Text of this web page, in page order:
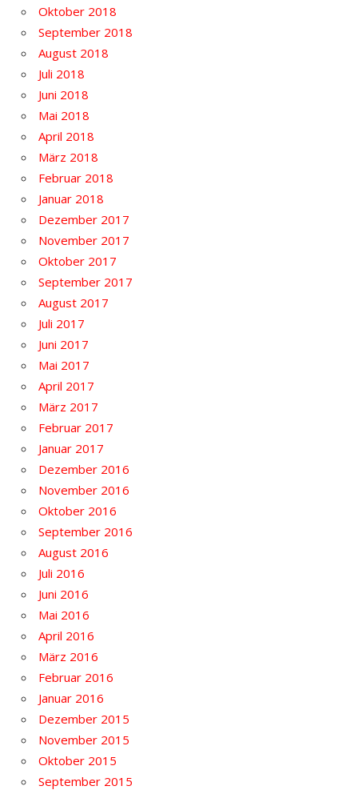
Oktober 2018
September 2018
August 2018
Juli 2018
Juni 2018
Mai 2018
April 2018
März 2018
Februar 2018
Januar 2018
Dezember 2017
November 2017
Oktober 2017
September 2017
August 2017
Juli 2017
Juni 2017
Mai 2017
April 2017
März 2017
Februar 2017
Januar 2017
Dezember 2016
November 2016
Oktober 2016
September 2016
August 2016
Juli 2016
Juni 2016
Mai 2016
April 2016
März 2016
Februar 2016
Januar 2016
Dezember 2015
November 2015
Oktober 2015
September 2015